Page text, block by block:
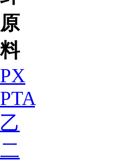
原
料
PX
PTA
乙
二